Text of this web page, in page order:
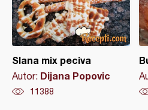
Slana mix peciva
Autor: Dijana Popovic
11388